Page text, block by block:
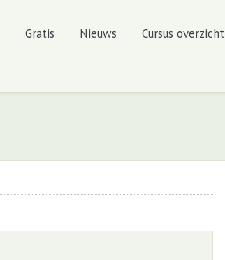
Gratis Nieuws Cursus overzicht